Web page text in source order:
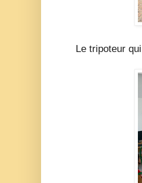
Le tripoteur